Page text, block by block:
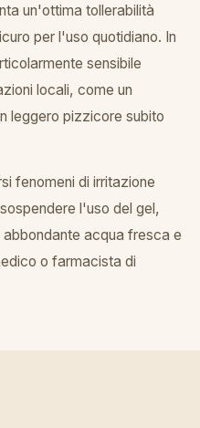
un'ottima tollerabilità
per l'uso quotidiano. In
sensibile
locali, come un
leggero pizzicore subito
fenomeni di irritazione
l'uso del gel,
acqua fresca e
o farmacista di